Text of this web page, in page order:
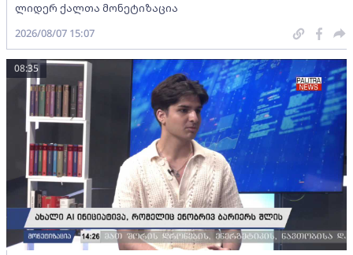
ლიდერ ქალთა მონეტიზაცია
2026/08/07 15:07
08:35